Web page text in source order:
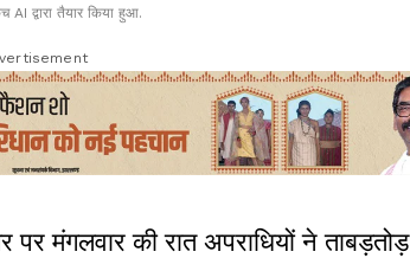
AI द्वारा तैयार किया हुआ.
पर मंगलवार की रात अपराधियों ने ताबड़तोड़